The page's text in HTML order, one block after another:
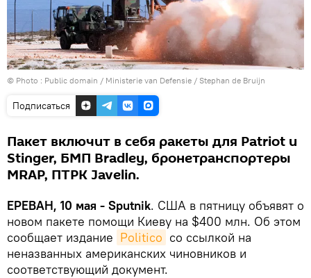
© Photo : Public domain / Ministerie van Defensie / Stephan de Bruijn
Подписаться
Пакет включит в себя ракеты для Patriot и
Stinger, БМП Bradley, бронетранспортеры
MRAP, ПТРК Javelin.
ЕРЕВАН, 10 мая - Sputnik. США в пятницу объявят о
новом пакете помощи Киеву на $400 млн. Об этом
сообщает издание Politico со ссылкой на
неназванных американских чиновников и
соответствующий документ.